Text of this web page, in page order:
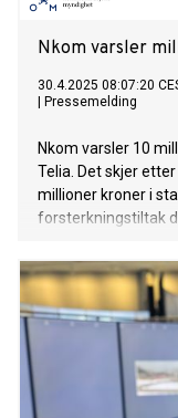
Nkom varsler
30.4.2025 08:07:20
Pressemelding
Nkom varsler 10
Telia. Det skjer
millioner kroner i
forsterkningstiltak